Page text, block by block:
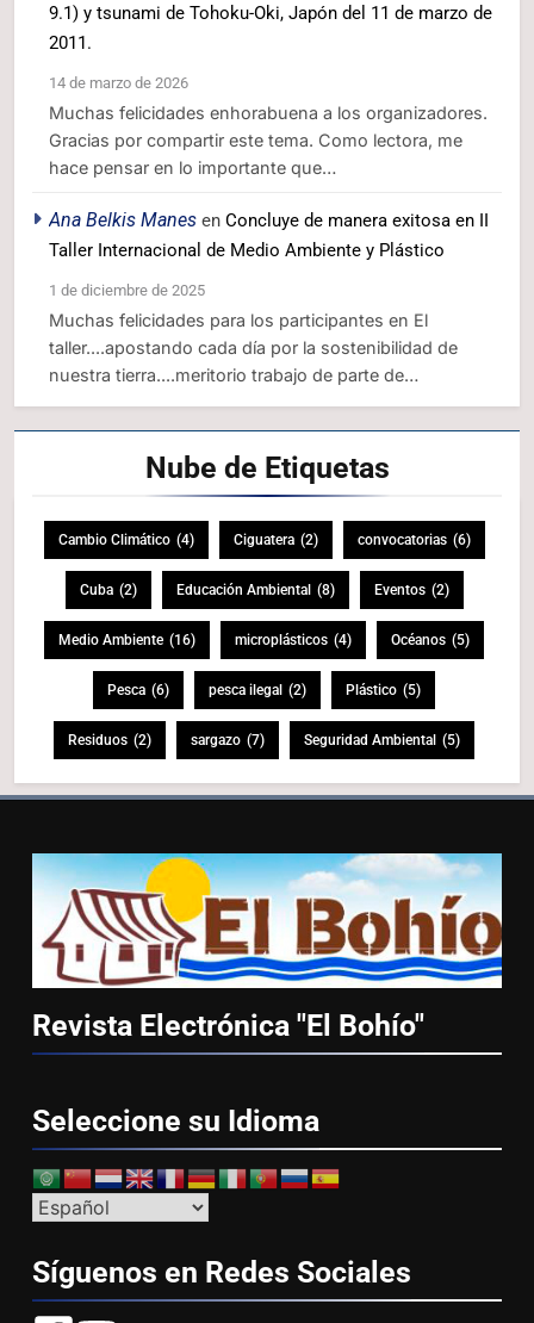
9.1) y tsunami de Tohoku-Oki, Japón del 11 de marzo de
2011.
14 de marzo de 2026
Muchas felicidades enhorabuena a los organizadores.
Gracias por compartir este tema. Como lectora, me
hace pensar en lo importante que…
Ana Belkis Manes en Concluye de manera exitosa en II
Taller Internacional de Medio Ambiente y Plástico
1 de diciembre de 2025
Muchas felicidades para los participantes en El
taller....apostando cada día por la sostenibilidad de
nuestra tierra....meritorio trabajo de parte de…
Nube de Etiquetas
Cambio Climático (4) Ciguatera (2) convocatorias (6)
Cuba (2) Educación Ambiental (8) Eventos (2)
Medio Ambiente (16) microplásticos (4) Océanos (5)
Pesca (6) pesca ilegal (2) Plástico (5)
Residuos (2) sargazo (7) Seguridad Ambiental (5)
Revista Electrónica "El Bohío"
Seleccione su Idioma
Síguenos en Redes Sociales